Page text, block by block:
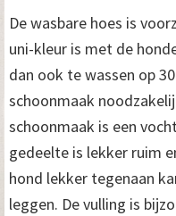
De wasbare hoes is
uni-kleur is met de
dan ook te wassen op
schoonmaak
schoonmaak is een
gedeelte is lekker ruim
hond lekker tegenaan
leggen. De vulling is